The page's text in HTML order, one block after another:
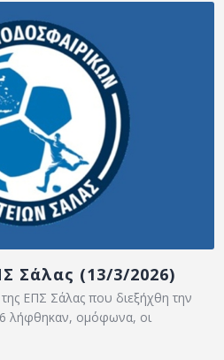
Σάλας (13/3/2026)
ΕΠΣ Σάλας που διεξήχθη την
λήφθηκαν, ομόφωνα, οι